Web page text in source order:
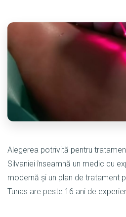
Alegerea potrivită pentru
Silvaniei înseamnă un medic cu
modernă și un plan de tratament
Tunas are peste 16 ani de